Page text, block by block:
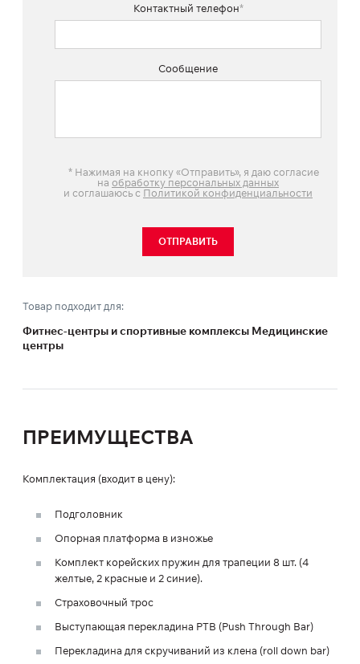
Контактный телефон*
Сообщение
* Нажимая на кнопку «Отправить», я даю согласие
на обработку персональных данных
и соглашаюсь с Политикой конфиденциальности
ОТПРАВИТЬ
Товар подходит для:
Фитнес-центры и спортивные комплексы Медицинские
центры
ПРЕИМУЩЕСТВА
Комплектация (входит в цену):
Подголовник
Опорная платформа в изножье
Комплект корейских пружин для трапеции 8 шт. (4
желтые, 2 красные и 2 синие).
Страховочный трос
Выступающая перекладина PTB (Push Through Bar)
Перекладина для скручиваний из клена (roll down bar)